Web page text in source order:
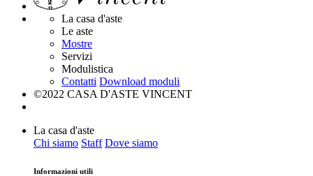
La casa d'aste
Le aste
Mostre
Servizi
Modulistica
Contatti Download moduli
©2022 CASA D'ASTE VINCENT
La casa d'aste
Chi siamo Staff Dove siamo
Informazioni utili